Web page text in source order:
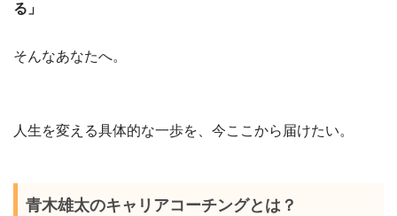
る」
そんなあなたへ。
人生を変える具体的な一歩を、今ここから届けたい。
青木雄太のキャリアコーチングとは？